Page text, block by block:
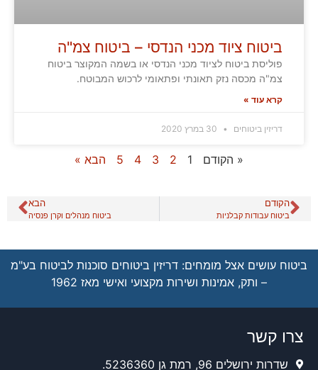
ביטוח ציוד מכני הנדסי – ביטוח צמ"ה
פוליסת ביטוח לציוד מכני הנדסי או בשמה המקוצר ביטוח
צמ"ה מכסה נזק תאונתי ופתאומי לרכוש המבוטח.
קרא עוד »
דריזין ביטוחים
« הקודם 1
2
3
4
5 הבא »
הקודם
ביטוח עבודות קבלניות
הבא
ביטוח מנהלים וקרן פנסיה
ביטוח עושים אצל מומחים: דריזין ביטוחים סוכנות לביטוח בע"מ
– ותק, אמינות ושירות מקצועי ואישי מאז 1962
צרו קשר
שדרות ירושלים 96, רמת גן 5236360.